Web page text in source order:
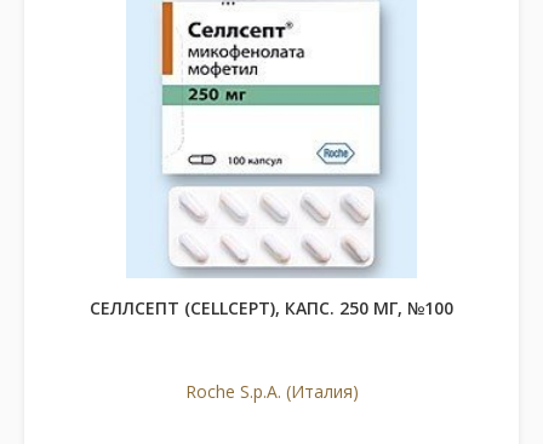
СЕЛЛСЕПТ (CELLCEPT), КАПС. 250 МГ, №100
Roche S.p.A. (Италия)